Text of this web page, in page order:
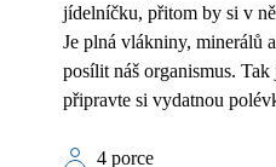
jídelníčku, přitom by si v
Je plná vlákniny, minerálů
posílit náš organismus.
připravte si vydatnou
4 porce